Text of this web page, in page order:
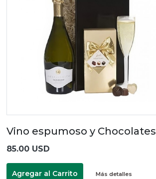
Vino espumoso y Chocolates
85.00 USD
Agregar al Carrito Más detalles